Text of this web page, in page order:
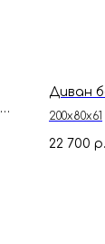
Диван
200х80х61
22 700 р.